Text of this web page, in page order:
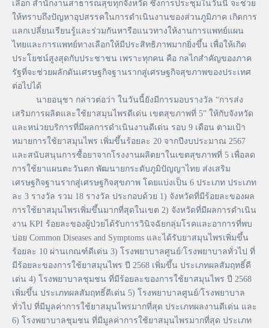
เลือก สำนักงานสาธารณสุขทุกจังหวัด ซึ่งการประชุมในวันนี้ จะช่วย
ให้ทราบถึงปัญหาอุปสรรคในการดำเนินงานของส่วนภูมิภาค เกิดการ
แลกเปลี่ยนเรียนรู้และร่วมกันหารือแนวทางให้งานการแพทย์แผน
ไทยและการแพทย์ทางเลือกให้มีประสิทธิภาพมากยิ่งขึ้น เพื่อให้เกิด
ประโยชน์สูงสุดกับประชาชน เพราะทุกคน คือ กลไกสำคัญของภาค
รัฐที่จะช่วยผลักดันเศรษฐกิจฐานรากสู่เศรษฐกิจสุขภาพของประเทศ
ต่อไปได้
นายอนุชา กล่าวต่อว่า ในวันนี้ยังมีการมอบรางวัล “การส่ง
เสริมการผลิตและใช้ยาสมุนไพรดีเด่น เขตสุขภาพที่ 5” ให้กับจังหวัด
และหน่วยบริการที่มีผลการดำเนินงานดีเด่น รอบ 9 เดือน ตามเป้า
หมายการใช้ยาสมุนไพร เพิ่มขึ้นร้อยละ 20 จากปีงบประมาณ 2567
และสนับสนุนการซื้อยาจากโรงงานผลิตยาในเขตสุขภาพที่ 5 เพื่อลด
การใช้ยาแผนตะวันตก พัฒนายกระดับภูมิปัญญาไทย ส่งเสริม
เศรษฐกิจฐานรากสู่เศรษฐกิจสุขภาพ โดยแบ่งเป็น 6 ประเภท ประเภท
ละ 3 รางวัล รวม 18 รางวัล ประกอบด้วย 1) จังหวัดที่มีร้อยละของผล
การใช้ยาสมุนไพรเพิ่มขึ้นมากที่สุดในเขต 2) จังหวัดที่มีผลการดำเนิน
งาน KPI ร้อยละของผู้ป่วยได้รับการวินิจฉัยกลุ่มโรคและอาการที่พบ
บ่อย Common Diseases and Symptoms และได้รับยาสมุนไพรเพิ่มขึ้น
ร้อยละ 10 ผ่านเกณฑ์ดีเด่น 3) โรงพยาบาลศูนย์/โรงพยาบาลทั่วไป ที่
มีร้อยละของการใช้ยาสมุนไพร ปี 2568 เพิ่มขึ้น ประเภทผลสัมฤทธิ์ดี
เด่น 4) โรงพยาบาลชุมชน ที่มีร้อยละของการใช้ยาสมุนไพร ปี 2568
เพิ่มขึ้น ประเภทผลสัมฤทธิ์ดีเด่น 5) โรงพยาบาลศูนย์/โรงพยาบาล
ทั่วไป ที่มีมูลค่าการใช้ยาสมุนไพรมากที่สุด ประเภทผลงานดีเด่น และ
6) โรงพยาบาลชุมชน ที่มีมูลค่าการใช้ยาสมุนไพรมากที่สุด ประเภท